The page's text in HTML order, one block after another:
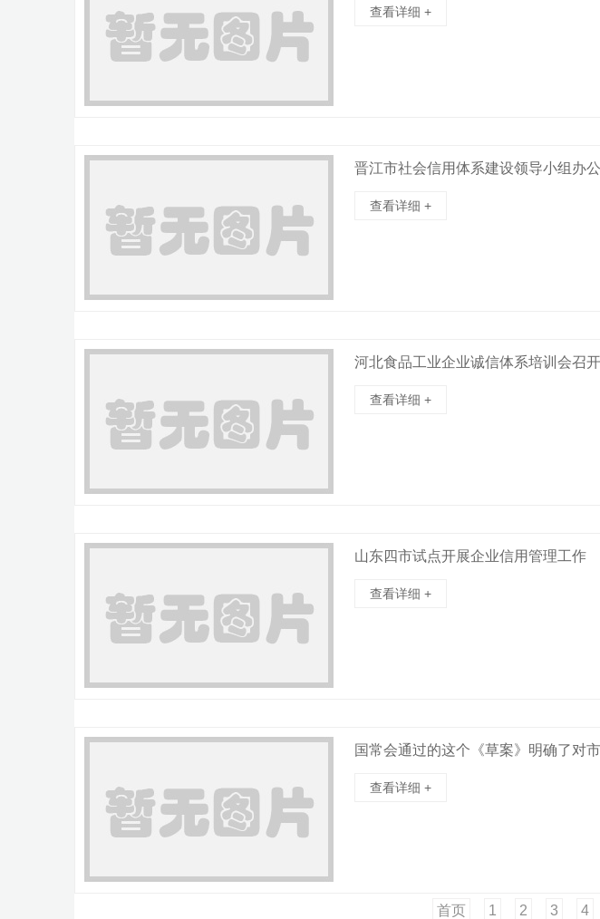
查看详细 +
晋江市社会信用体系建设领导小组办
查看详细 +
河北食品工业企业诚信体系培训会召开
查看详细 +
山东四市试点开展企业信用管理工作
查看详细 +
国常会通过的这个《草案》明确了对
查看详细 +
首页 1 2 3 4